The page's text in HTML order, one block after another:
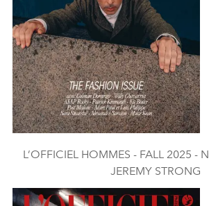
L’OFFICIEL HOMMES - FALL 2025 -
JEREMY STRONG